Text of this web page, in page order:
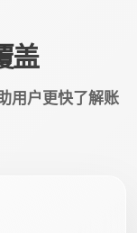
盖
用户更快了解账